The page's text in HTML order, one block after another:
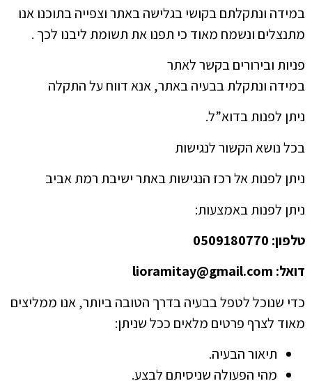
במידה ונתקלתם בקושי בגלישה באתר וצפייה בתוכנו אנו
מתנצלים ונשמח מאוד כי תפנו את תשומת ליבנו לכך .
פניות ובירורים בקשר לאתר
במידה ונתקלת בבעיה באתר, אנא דווח על התקלה
ניתן לפנות בדוא”ל.
בכל נושא הקשור לנגישות
ניתן לפנות אל רכז הנגישות באתר ישיבת רמת אביב
ניתן לפנות באמצעות:
טלפון: 0509180770
דואל: lioramitay@gmail.com
כדי שנוכל לטפל בבעיה בדרך הטובה ביותר, אנו ממליצים
מאוד לצרף פרטים מלאים ככל שניתן:
תיאור הבעיה.
מהי הפעולה שניסיתם לבצע.